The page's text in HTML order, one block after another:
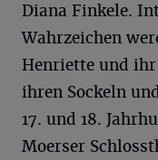
Diana Finkele.
Wahrzeichen
Henriette und
ihren Sockeln
17. und 18.
Moerser